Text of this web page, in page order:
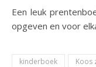
Een leuk
opgeven en voor
kinderboek Koos